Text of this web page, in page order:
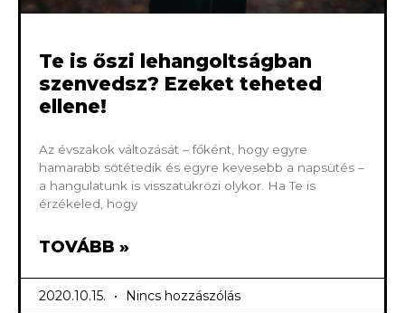
Te is őszi lehangoltságban
szenvedsz? Ezeket teheted
ellene!
Az évszakok változását – főként, hogy egyre
hamarabb sötétedik és egyre kevesebb a napsütés –
a hangulatunk is visszatükrözi olykor. Ha Te is
érzékeled, hogy
TOVÁBB »
2020.10.15. Nincs hozzászólás